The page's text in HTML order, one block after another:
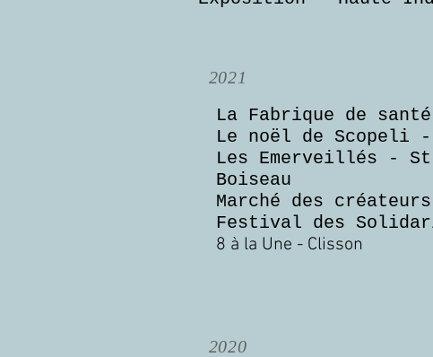
2021
La Fabrique de
Le noël de Scopeli -
Les Emerveillés - St
Boiseau
Marché des
Festival des
8 à la Une - Clisson
2020